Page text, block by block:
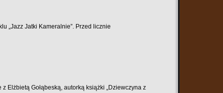
„Jazz Jatki Kameralnie”. Przed licznie
Elżbietą Gołąbeską, autorką książki „Dziewczyna z